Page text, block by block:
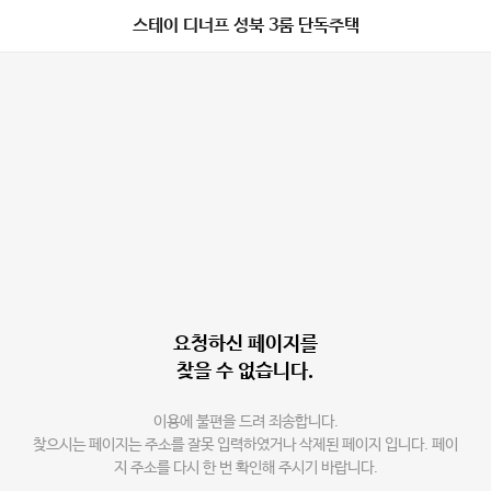
스테이 디너프 성북 3룸 단독주택
요청하신 페이지를
찾을 수 없습니다.
이용에 불편을 드려 죄송합니다.
찾으시는 페이지는 주소를 잘못 입력하였거나 삭제된 페이지 입니다. 페이
지 주소를 다시 한 번 확인해 주시기 바랍니다.